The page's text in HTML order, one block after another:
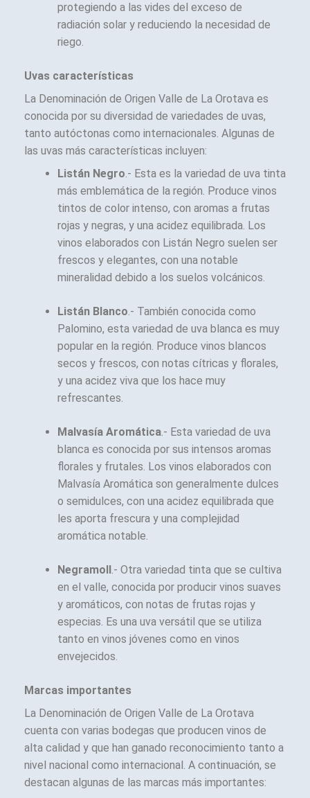
protegiendo a las vides del exceso de
radiación solar y reduciendo la necesidad de
riego.
Uvas características
La Denominación de Origen Valle de La Orotava es
conocida por su diversidad de variedades de uvas,
tanto autóctonas como internacionales. Algunas de
las uvas más características incluyen:
Listán Negro.- Esta es la variedad de uva tinta
más emblemática de la región. Produce vinos
tintos de color intenso, con aromas a frutas
rojas y negras, y una acidez equilibrada. Los
vinos elaborados con Listán Negro suelen ser
frescos y elegantes, con una notable
mineralidad debido a los suelos volcánicos.
Listán Blanco.- También conocida como
Palomino, esta variedad de uva blanca es muy
popular en la región. Produce vinos blancos
secos y frescos, con notas cítricas y florales,
y una acidez viva que los hace muy
refrescantes.
Malvasía Aromática.- Esta variedad de uva
blanca es conocida por sus intensos aromas
florales y frutales. Los vinos elaborados con
Malvasía Aromática son generalmente dulces
o semidulces, con una acidez equilibrada que
les aporta frescura y una complejidad
aromática notable.
Negramoll.- Otra variedad tinta que se cultiva
en el valle, conocida por producir vinos suaves
y aromáticos, con notas de frutas rojas y
especias. Es una uva versátil que se utiliza
tanto en vinos jóvenes como en vinos
envejecidos.
Marcas importantes
La Denominación de Origen Valle de La Orotava
cuenta con varias bodegas que producen vinos de
alta calidad y que han ganado reconocimiento tanto a
nivel nacional como internacional. A continuación, se
destacan algunas de las marcas más importantes: